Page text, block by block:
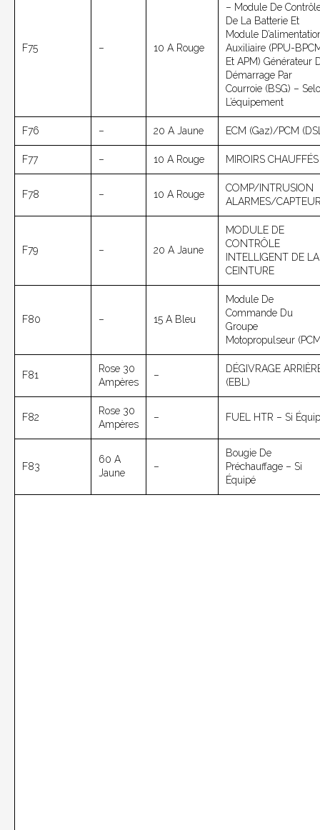
F75 – 10 A Rouge
– Module De
De La Batterie Et
Module
Auxiliaire (PPU-
Et APM) Générateur
Démarrage Par
Courroie (BSG) –
L’équipement
F76 – 20 A Jaune ECM (gaz)/PCM
F77 – 10 A Rouge MIROIRS CHAUFFÉS
F78 – 10 A Rouge
COMP/INTRUSION
ALARMES/
F79 – 20 A Jaune
MODULE DE
CONTRÔLE
INTELLIGENT DE LA
CEINTURE
F80 – 15 A Bleu
Module De
Commande Du
Groupe
Motopropulseur
F81
Rose 30
Ampères
–
DÉGIVRAGE
(EBL)
F82
Rose 30
Ampères
– FUEL HTR – Si
F83
60 A
Jaune
–
Bougie De
Préchauffage – Si
Équipé